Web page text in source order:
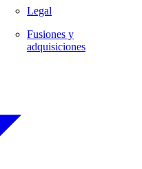
Legal
Fusiones y
adquisiciones